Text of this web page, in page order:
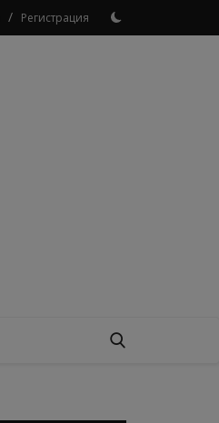
/ Регистрация